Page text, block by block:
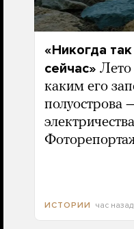
«Никогда
сейчас» Лето
каким его
полуострова
ИСТОРИИ час назад